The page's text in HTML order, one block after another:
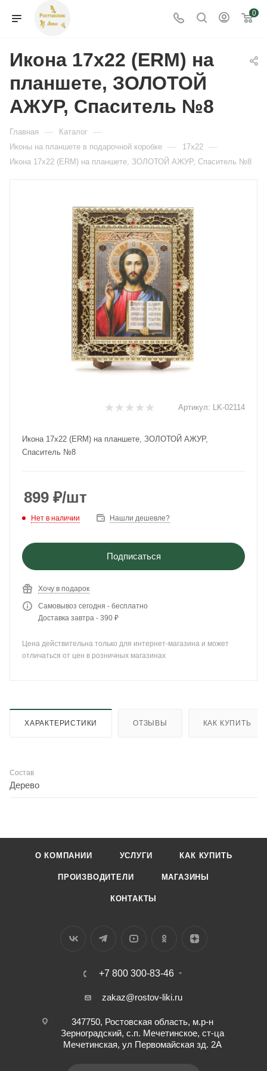
0
Икона 17x22 (ERM) на
планшете, ЗОЛОТОЙ
АЖУР, Спаситель №8
Главная — Каталог —
Иконы на планшете в подарочной коробке — 17х22 —
Икона 17x22 (ERM) на планшете, ЗОЛОТОЙ АЖУР, Спаситель №8
Артикул: LK-02114
Икона 17x22 (ERM) на планшете, ЗОЛОТОЙ АЖУР,
Спаситель №8
899 ₽/шт
Нет в наличии Нашли дешевле?
Подписаться
Хочу в подарок
Самовывоз сегодня - бесплатно
Доставка завтра - 390 ₽
Цена действительна только для интернет-магазина и может
отличаться от цен в розничных магазинах
ХАРАКТЕРИСТИКИ ОТЗЫВЫ КАК КУПИТЬ
Состав
Дерево
О КОМПАНИИ УСЛУГИ КАК КУПИТЬ
ПРОИЗВОДИТЕЛИ МАГАЗИНЫ
КОНТАКТЫ
+7 800 300-83-46
zakaz@rostov-liki.ru
347750, Ростовская область, м.р-н
Зерноградский, с.п. Мечетинское, ст-ца
Мечетинская, ул Первомайская зд. 2А